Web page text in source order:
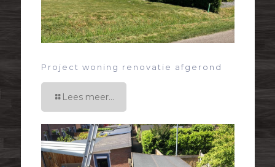
Project woning renovatie afgerond
Lees meer...